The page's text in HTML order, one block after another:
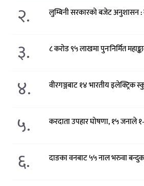
२. लुम्बिनी सरकारको बजेट अनुशासन :
३. ८ करोड ९५ लाखमा पुनःनिर्मित
४. वीरगञ्जबाट १४ भारतीय इलेक्ट्रिक
५. करदाता उपहार घोषणा, १५ जनाले
६. दाङका वनबाट ५५ नाल भरुवा